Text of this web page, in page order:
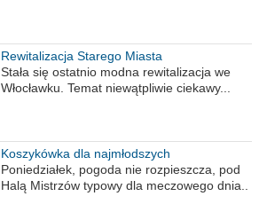
Rewitalizacja Starego Miasta
Stała się ostatnio modna rewitalizacja we
Włocławku. Temat niewątpliwie ciekawy...
Koszykówka dla najmłodszych
Poniedziałek, pogoda nie rozpieszcza, pod
Halą Mistrzów typowy dla meczowego dnia..